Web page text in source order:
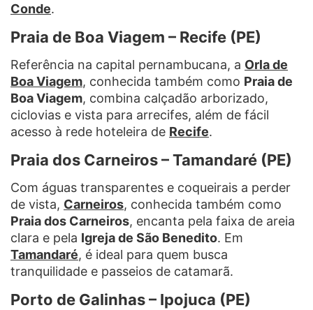
Conde.
Praia de Boa Viagem – Recife (PE)
Referência na capital pernambucana, a Orla de
Boa Viagem, conhecida também como Praia de
Boa Viagem, combina calçadão arborizado,
ciclovias e vista para arrecifes, além de fácil
acesso à rede hoteleira de Recife.
Praia dos Carneiros – Tamandaré (PE)
Com águas transparentes e coqueirais a perder
de vista, Carneiros, conhecida também como
Praia dos Carneiros, encanta pela faixa de areia
clara e pela Igreja de São Benedito. Em
Tamandaré, é ideal para quem busca
tranquilidade e passeios de catamarã.
Porto de Galinhas – Ipojuca (PE)